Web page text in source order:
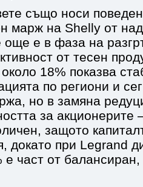
също носи
марж на Shelly от
още е в фаза на
от тесен
18% показва
по региони и
но в замяна
за акционерите
защото
докато при Legrand
е част от